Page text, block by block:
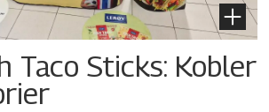
Taco Sticks: Kobler